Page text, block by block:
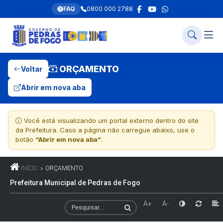
FAQ 0800 000 2788
Voltar ORÇAMENTO
Abrir em nova aba
Você está visualizando um portal externo dentro do site
da Prefeitura. Caso a página não carregue abaixo, use o
botão “Abrir em nova aba”.